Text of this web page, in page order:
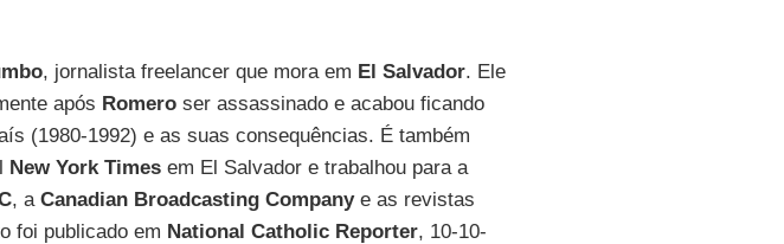
, jornalista freelancer que mora em El Salvador. Ele
após Romeroser assassinado e acabou ficando
(1980-1992) e as suas consequências. É também
New York Timesem El Salvador e trabalhou para a
, a Canadian Broadcasting Companye as revistas
foi publicado em National Catholic Reporter, 10-10-